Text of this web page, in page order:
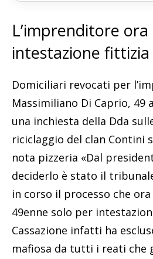
L’imprenditore
intestazione
Domiciliari revocati per
Massimiliano Di Caprio, 49
una inchiesta della Dda
riciclaggio del clan Contini
nota pizzeria «Dal
deciderlo è stato il
in corso il processo che
49enne solo per
Cassazione infatti ha
mafiosa da tutti i reati che